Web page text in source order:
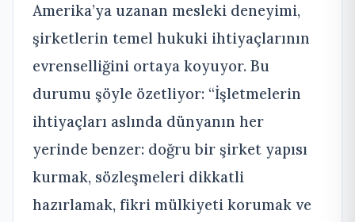
Amerika’ya uzanan mesleki deneyimi,
şirketlerin temel hukuki ihtiyaçlarının
evrenselliğini ortaya koyuyor. Bu
durumu şöyle özetliyor: “İşletmelerin
ihtiyaçları aslında dünyanın her
yerinde benzer: doğru bir şirket yapısı
kurmak, sözleşmeleri dikkatli
hazırlamak, fikri mülkiyeti korumak ve